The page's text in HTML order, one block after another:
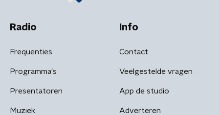
Radio
Frequenties
Programma's
Presentatoren
Muziek
Info
Contact
Veelgestelde vragen
App de studio
Adverteren